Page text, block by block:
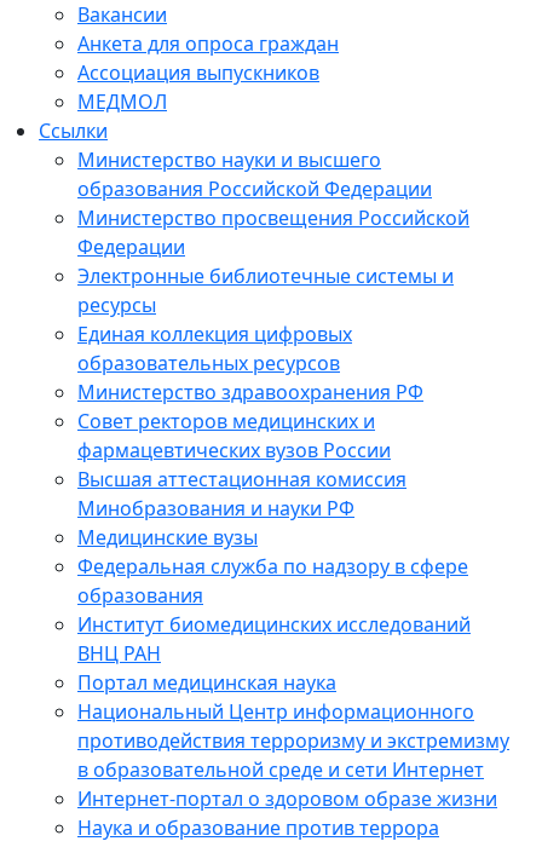
Вакансии
Анкета для опроса граждан
Ассоциация выпускников
МЕДМОЛ
Ссылки
Министерство науки и высшего
образования Российской Федерации
Министерство просвещения Российской
Федерации
Электронные библиотечные системы и
ресурсы
Единая коллекция цифровых
образовательных ресурсов
Министерство здравоохранения РФ
Совет ректоров медицинских и
фармацевтических вузов России
Высшая аттестационная комиссия
Минобразования и науки РФ
Медицинские вузы
Федеральная служба по надзору в сфере
образования
Институт биомедицинских исследований
ВНЦ РАН
Портал медицинская наука
Национальный Центр информационного
противодействия терроризму и экстремизму
в образовательной среде и сети Интернет
Интернет-портал о здоровом образе жизни
Наука и образование против террора